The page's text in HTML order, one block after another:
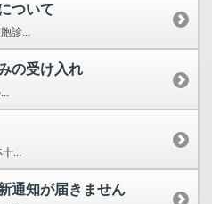
ついて
診...
の受け入れ
...
通知が届きません